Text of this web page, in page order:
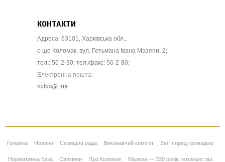
КОНТАКТИ
Адреса: 63101, Харківська обл.,
с-ще Коломак, вул. Гетьмана Івана Мазепи, 2;
тел.: 56-2-30; тел./факс: 56-2-80;
Електронна пошта:
Головна Новини Селищна рада Виконавчий комітет Звіт перед громадою
Нормативна база Світлини Про Коломак Мазепа — 330 років гетьманства